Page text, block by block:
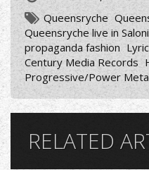
Queensryche
Queensryche live in
propaganda fashion
Century Media Records
Progressive/Power
RELATED